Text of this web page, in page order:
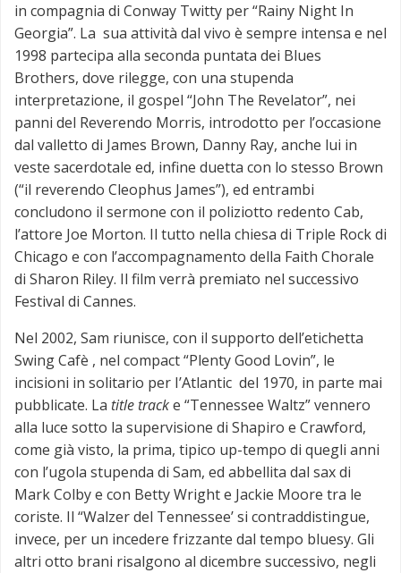
in compagnia di Conway Twitty per “Rainy Night In
Georgia”. La sua attività dal vivo è sempre intensa e nel
1998 partecipa alla seconda puntata dei Blues
Brothers, dove rilegge, con una stupenda
interpretazione, il gospel “John The Revelator”, nei
panni del Reverendo Morris, introdotto per l’occasione
dal valletto di James Brown, Danny Ray, anche lui in
veste sacerdotale ed, infine duetta con lo stesso Brown
(“il reverendo Cleophus James”), ed entrambi
concludono il sermone con il poliziotto redento Cab,
l’attore Joe Morton. Il tutto nella chiesa di Triple Rock di
Chicago e con l’accompagnamento della Faith Chorale
di Sharon Riley. Il film verrà premiato nel successivo
Festival di Cannes.
Nel 2002, Sam riunisce, con il supporto dell’etichetta
Swing Cafè , nel compact “Plenty Good Lovin”, le
incisioni in solitario per I’Atlantic del 1970, in parte mai
pubblicate. La title tracke “Tennessee Waltz” vennero
alla luce sotto la supervisione di Shapiro e Crawford,
come già visto, la prima, tipico up-tempo di quegli anni
con l’ugola stupenda di Sam, ed abbellita dal sax di
Mark Colby e con Betty Wright e Jackie Moore tra le
coriste. Il “Walzer del Tennessee’ si contraddistingue,
invece, per un incedere frizzante dal tempo bluesy. Gli
altri otto brani risalgono al dicembre successivo, negli